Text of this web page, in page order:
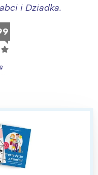
i Dziadka.
☆